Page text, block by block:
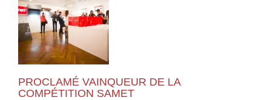
PROCLAMÉ VAINQUEUR DE LA
COMPÉTITION SAMET